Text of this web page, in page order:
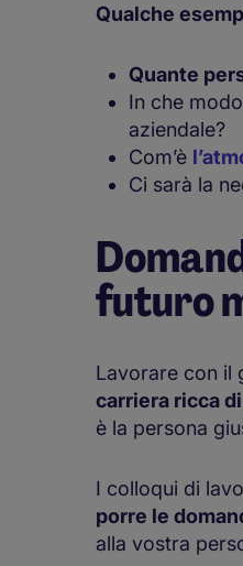
Qualche
Quante
In che
aziendale?
Com’è
Ci sarà la
futuro
Lavorare con il
carriera ricca
è la persona
I colloqui di
porre le
alla vostra